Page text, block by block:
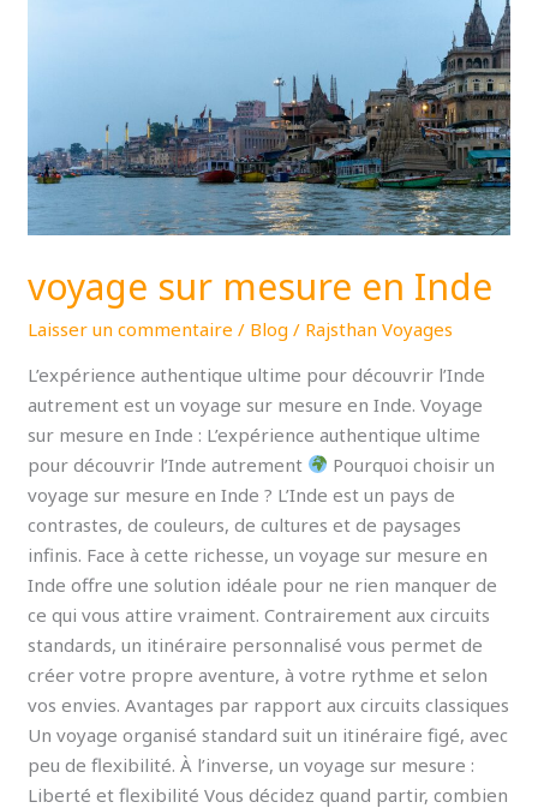
voyage sur mesure en Inde
Laisser un commentaire / Blog / Rajsthan Voyages
L’expérience authentique ultime pour découvrir l’Inde
autrement est un voyage sur mesure en Inde. Voyage
sur mesure en Inde : L’expérience authentique ultime
pour découvrir l’Inde autrement
Pourquoi choisir un
voyage sur mesure en Inde ? L’Inde est un pays de
contrastes, de couleurs, de cultures et de paysages
infinis. Face à cette richesse, un voyage sur mesure en
Inde offre une solution idéale pour ne rien manquer de
ce qui vous attire vraiment. Contrairement aux circuits
standards, un itinéraire personnalisé vous permet de
créer votre propre aventure, à votre rythme et selon
vos envies. Avantages par rapport aux circuits classiques
Un voyage organisé standard suit un itinéraire figé, avec
peu de flexibilité. À l’inverse, un voyage sur mesure :
Liberté et flexibilité Vous décidez quand partir, combien